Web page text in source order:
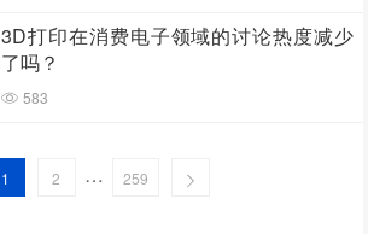
3D打印在消费电子领域的讨论热度减少
了吗？
583
1 2 … 259